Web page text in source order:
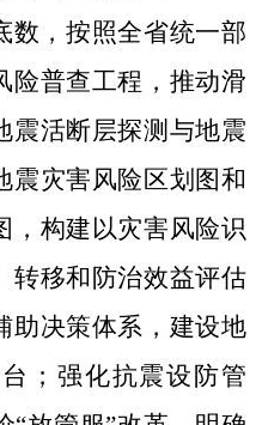
数，按照全省统一部
险普查工程，推动滑
震活断层探测与地震
震灾害风险区划图和
，构建以灾害风险识
转移和防治效益评估
助决策体系，建设地
；强化抗震设防管